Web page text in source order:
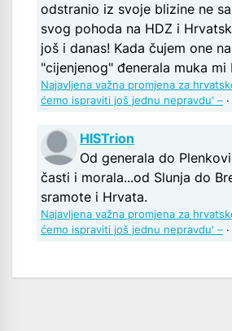
odstranio iz svoje blizine ne
svog pohoda na HDZ i
još i danas! Kada čujem one
"cijenjenog" đenerala muka mi
Najavljena važna promjena za
ćemo ispraviti još jednu nepravdu' – ·
HISTrion
Od generala do
časti i morala...od Slunja do
sramote i Hrvata.
Najavljena važna promjena za
ćemo ispraviti još jednu nepravdu' – ·